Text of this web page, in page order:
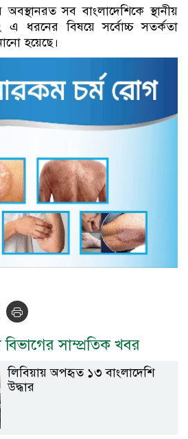
সব বাংলাদেশিকে স্থানীয়
ধরনের বিষয়ে সর্বোচ্চ সতর্কতা
হয়েছে।
বিভাগের সাম্প্রতিক খবর
লিবিয়ায় অপহৃত ১৩ বাংলাদেশি
উদ্ধার